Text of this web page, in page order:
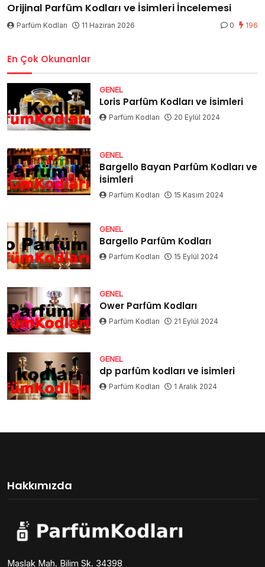
Orijinal Parfüm Kodları ve İsimleri İncelemesi
Parfüm Kodları 11 Haziran 2026 0 196
En Çok Okunanlar
GENEL
Loris Parfüm Kodları ve İsimleri
Parfüm Kodları 20 Eylül 2024
GENEL
Bargello Bayan Parfüm Kodları ve
İsimleri
Parfüm Kodları 15 Kasım 2024
GENEL
Bargello Parfüm Kodları
Parfüm Kodları 15 Eylül 2024
GENEL
Ower Parfüm Kodları
Parfüm Kodları 21 Eylül 2024
GENEL
dp parfüm kodları ve isimleri
Parfüm Kodları 1 Aralık 2024
Hakkımızda
Maslak Mah. Bilim Sk. 34398